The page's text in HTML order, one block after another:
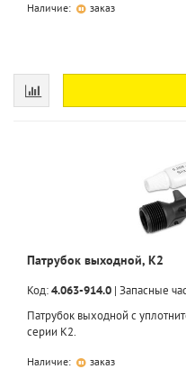
Наличие: заказ
Патрубок выходной, K2
Код:4.063-914.0 | Запасные
Патрубок выходной с
серии K2.
Наличие: заказ